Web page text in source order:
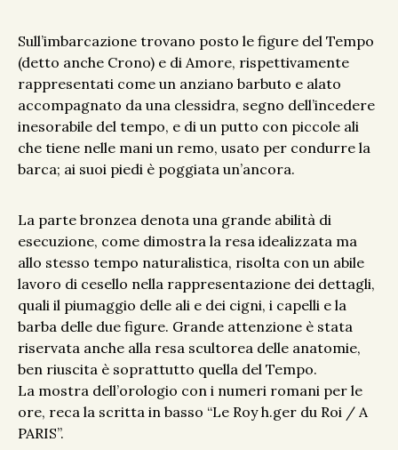
Sull’imbarcazione trovano posto le figure del Tempo
(detto anche Crono) e di Amore, rispettivamente
rappresentati come un anziano barbuto e alato
accompagnato da una clessidra, segno dell’incedere
inesorabile del tempo, e di un putto con piccole ali
che tiene nelle mani un remo, usato per condurre la
barca; ai suoi piedi è poggiata un’ancora.
La parte bronzea denota una grande abilità di
esecuzione, come dimostra la resa idealizzata ma
allo stesso tempo naturalistica, risolta con un abile
lavoro di cesello nella rappresentazione dei dettagli,
quali il piumaggio delle ali e dei cigni, i capelli e la
barba delle due figure. Grande attenzione è stata
riservata anche alla resa scultorea delle anatomie,
ben riuscita è soprattutto quella del Tempo.
La mostra dell’orologio con i numeri romani per le
ore, reca la scritta in basso “Le Roy h.ger du Roi / A
PARIS”.